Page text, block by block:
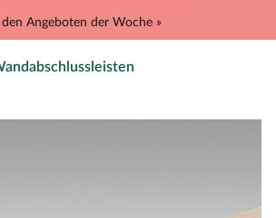
Angeboten der Woche »